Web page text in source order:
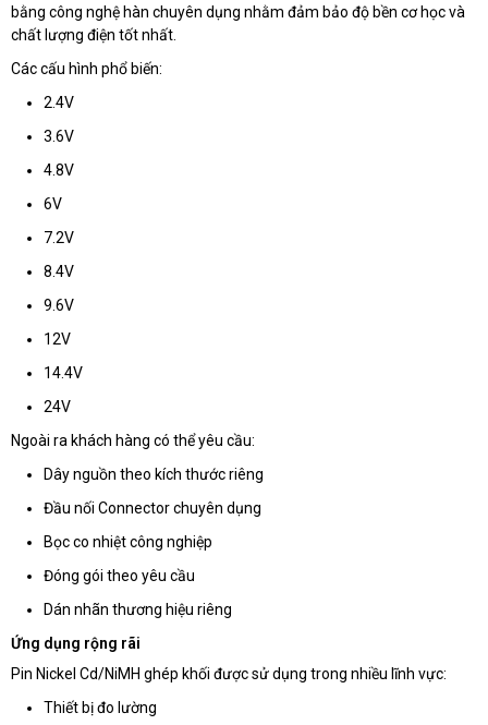
bằng công nghệ hàn chuyên dụng nhằm đảm bảo độ bền cơ học và
chất lượng điện tốt nhất.
Các cấu hình phổ biến:
2.4V
3.6V
4.8V
6V
7.2V
8.4V
9.6V
12V
14.4V
24V
Ngoài ra khách hàng có thể yêu cầu:
Dây nguồn theo kích thước riêng
Đầu nối Connector chuyên dụng
Bọc co nhiệt công nghiệp
Đóng gói theo yêu cầu
Dán nhãn thương hiệu riêng
Ứng dụng rộng rãi
Pin Nickel Cd/NiMH ghép khối được sử dụng trong nhiều lĩnh vực:
Thiết bị đo lường